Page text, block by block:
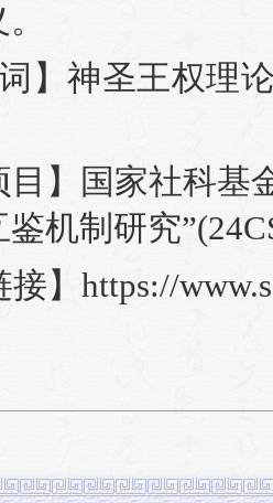
词】神圣王权理
目】国家社科
机制研究
接】https://